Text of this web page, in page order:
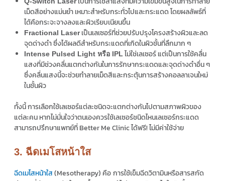
เม็ดสีอย่างแม่นยำ เหมาะสำหรับกระทั่วไปและกระแดด โดยผลลัพธ์ที่
ได้คือกระจะจางลงและผิวเรียบเนียนขึ้น
Fractional Laserเป็นเลเซอร์ที่ช่วยปรับปรุงโครงสร้างผิวและลด
จุดด่างดำ ซึ่งได้ผลดีสำหรับกระแดดที่เกิดในผิวชั้นที่ลึกมาก ๆ
Intense Pulsed Light หรือ IPLไม่ใช่เลเซอร์ แต่เป็นการใช้คลื่น
แสงที่มีช่วงคลื่นแตกต่างกันในการรักษากระแดดและจุดด่างดำอื่น ๆ
ซึ่งคลื่นแสงนี้จะช่วยทำลายเม็ดสีและกระตุ้นการสร้างคอลลาเจนใหม่
ในชั้นผิว
ทั้งนี้ การเลือกใช้เลเซอร์แต่ละชนิดจะแตกต่างกันไปตามสภาพผิวของ
แต่ละคน หากไม่มั่นใจว่าตนเองควรใช้เลเซอร์ชนิดไหนเลเซอร์กระแดด
สามารถปรึกษาแพทย์ที่ Better Me Clinic ได้ฟรี! ไม่มีค่าใช้จ่าย
3. ฉีดเมโสหน้าใส
ฉีดเมโสหน้าใส(Mesotherapy) คือการใช้เข็มฉีดวิตามินหรือสารสกัด